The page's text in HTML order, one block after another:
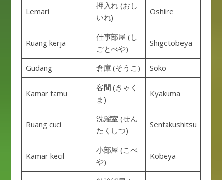
Lemari
押入れ (おし
いれ)
Oshiire
Ruang kerja
仕事部屋 (し
ごとべや)
Shigotobeya
Gudang 倉庫 (そうこ) Sōko
Kamar tamu
客間 (きゃく
ま)
Kyakuma
Ruang cuci
洗濯室 (せん
たくしつ)
Sentakushitsu
Kamar kecil
小部屋 (こべ
や)
Kobeya